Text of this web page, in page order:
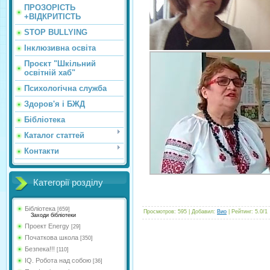
ПРОЗОРІСТЬ
+ВІДКРИТІСТЬ
STOP BULLYING
Інклюзивна освіта
Проєкт "Шкільний
освітній хаб"
Психологічна служба
Здоров'я і БЖД
Бібліотека
Каталог статтей
Контакти
Категорії розділу
Бібліотека [659]
Заходи бібліотеки
Проект Energy [29]
Початкова школа [350]
Безпека!!! [110]
IQ. Робота над собою [36]
Просмотров: 595 Добавил: Вио Рейтинг: 5.0/1